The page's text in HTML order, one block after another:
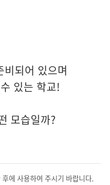
되어 있으며
있는 학교!
모습일까?
에 사용하여 주시기 바랍니다.